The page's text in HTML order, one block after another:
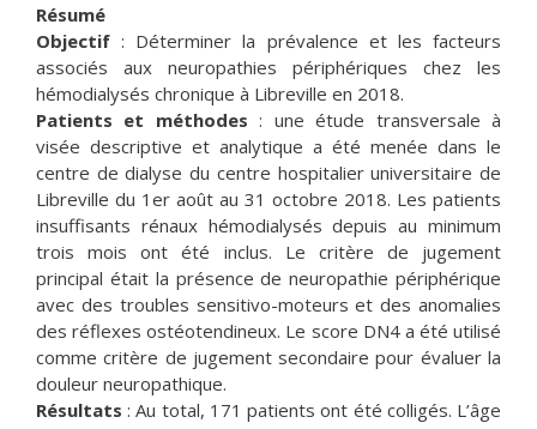
Résumé
Objectif : Déterminer la prévalence et les facteurs
associés aux neuropathies périphériques chez les
hémodialysés chronique à Libreville en 2018.
Patients et méthodes : une étude transversale à
visée descriptive et analytique a été menée dans le
centre de dialyse du centre hospitalier universitaire de
Libreville du 1er août au 31 octobre 2018. Les patients
insuffisants rénaux hémodialysés depuis au minimum
trois mois ont été inclus. Le critère de jugement
principal était la présence de neuropathie périphérique
avec des troubles sensitivo-moteurs et des anomalies
des réflexes ostéotendineux. Le score DN4 a été utilisé
comme critère de jugement secondaire pour évaluer la
douleur neuropathique.
Résultats : Au total, 171 patients ont été colligés. L’âge